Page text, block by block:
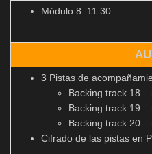
Módulo 8: 11:30
3 Pistas de
Backing track 18
Backing track 19
Backing track 20
Cifrado de las pistas en